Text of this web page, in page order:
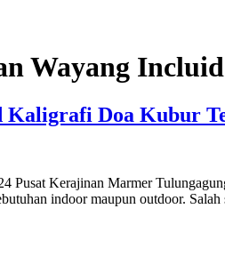
Wayang
Doa Kubur
Kerajinan Marmer
indoor maupun outdoor.